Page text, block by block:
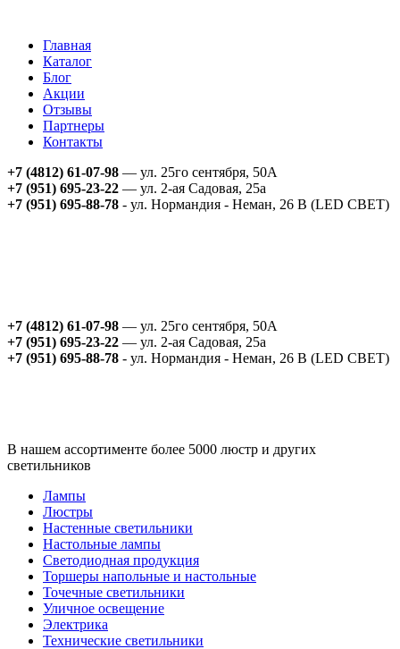
Главная
Каталог
Блог
Акции
Отзывы
Партнеры
Контакты
+7 (4812) 61-07-98 — ул. 25го сентября, 50А
+7 (951) 695-23-22 — ул. 2-ая Садовая, 25а
+7 (951) 695-88-78 - ул. Нормандия - Неман, 26 В (LED СВЕТ)
+7 (4812) 61-07-98 — ул. 25го сентября, 50А
+7 (951) 695-23-22 — ул. 2-ая Садовая, 25а
+7 (951) 695-88-78 - ул. Нормандия - Неман, 26 В (LED СВЕТ)
В нашем ассортименте более 5000 люстр и других
светильников
Лампы
Люстры
Настенные светильники
Настольные лампы
Светодиодная продукция
Торшеры напольные и настольные
Точечные светильники
Уличное освещение
Электрика
Технические светильники